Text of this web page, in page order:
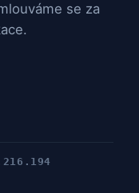
se za